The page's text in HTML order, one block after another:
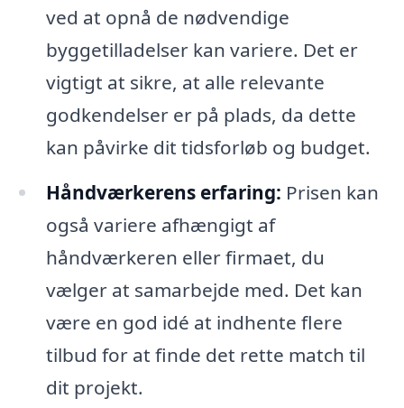
ved at opnå de nødvendige
byggetilladelser kan variere. Det er
vigtigt at sikre, at alle relevante
godkendelser er på plads, da dette
kan påvirke dit tidsforløb og budget.
Håndværkerens erfaring: Prisen kan
også variere afhængigt af
håndværkeren eller firmaet, du
vælger at samarbejde med. Det kan
være en god idé at indhente flere
tilbud for at finde det rette match til
dit projekt.